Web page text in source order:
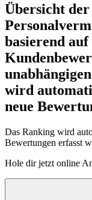
Übersicht
basierend auf
wird
neue
Das Ranking wird
Bewertungen erfasst
Hole dirjetzt online